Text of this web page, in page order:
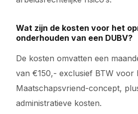
Wat zijn de kosten voor het
onderhouden van een DUBV?
De kosten omvatten een
van €150,- exclusief BTW voor
Maatschapsvriend-concept,
administratieve kosten.